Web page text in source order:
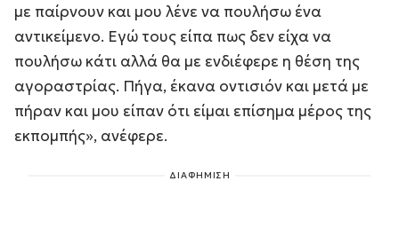
με παίρνουν και μου λένε να πουλήσω ένα
αντικείμενο. Εγώ τους είπα πως δεν είχα να
πουλήσω κάτι αλλά θα με ενδιέφερε η θέση της
αγοραστρίας. Πήγα, έκανα οντισιόν και μετά με
πήραν και μου είπαν ότι είμαι επίσημα μέρος της
εκπομπής», ανέφερε.
ΔΙΑΦΗΜΙΣΗ